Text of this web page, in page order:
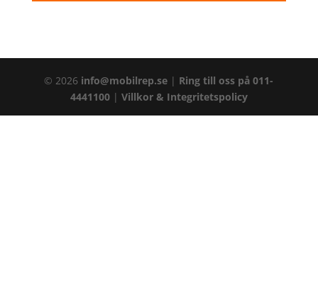
© 2026 info@mobilrep.se | Ring till oss på 011-
4441100 | Villkor & Integritetspolicy